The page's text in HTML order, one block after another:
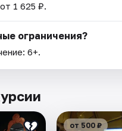
1 625 ₽.
ограничения?
6+.
от 500 ₽